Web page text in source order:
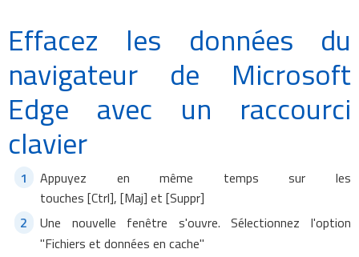
Effacez les données du
navigateur de Microsoft
Edge avec un raccourci
clavier
Appuyez en même temps sur les
touches [Ctrl], [Maj] et [Suppr]
Une nouvelle fenêtre s'ouvre. Sélectionnez l'option
"Fichiers et données en cache"